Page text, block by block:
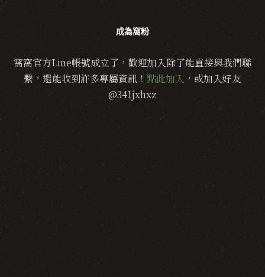
成為窩粉
窩窩官方Line帳號成立了，歡迎加入除了能直接與我們聯
繫，還能收到許多專屬資訊！ 點此加入 ，或加入好友
@341jxhxz